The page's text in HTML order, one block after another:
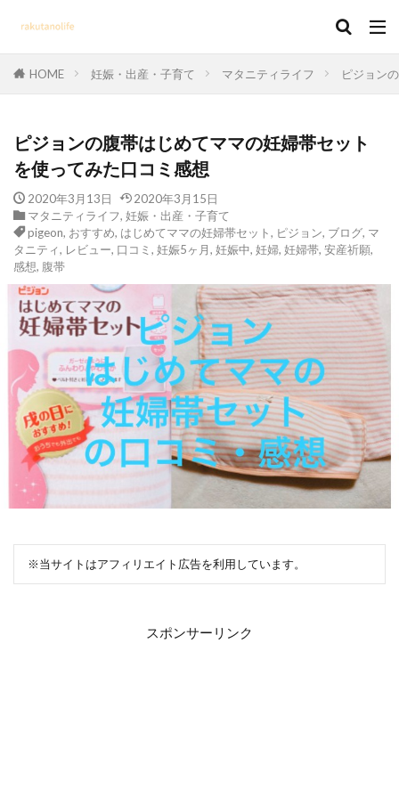
HOME 妊娠・出産・子育て マタニティライフ ピジョン
ピジョンの腹帯はじめてママの妊婦帯セット
を使ってみた口コミ感想
2020年3月13日
2020年3月15日
マタニティライフ, 妊娠・出産・子育て
pigeon, おすすめ, はじめてママの妊婦帯セット, ピジョン, ブログ, マ
タニティ, レビュー, 口コミ , 妊娠5ヶ月, 妊娠中, 妊婦, 妊婦帯, 安産祈願,
感想, 腹帯
※当サイトはアフィリエイト広告を利用しています。
スポンサーリンク